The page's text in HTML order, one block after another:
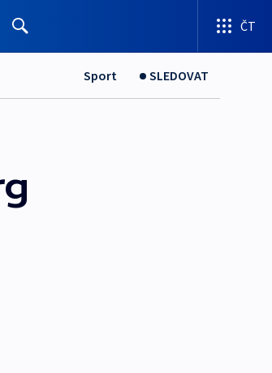
ČT
Sport SLEDOVAT